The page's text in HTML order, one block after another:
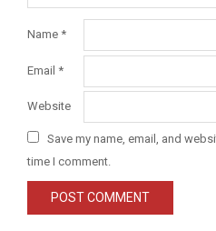
Name *
Email *
Website
Save my name, email, and
time I comment.